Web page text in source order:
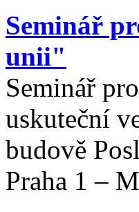
Seminář
unii"
Seminář
uskuteční
budově
Praha 1 –